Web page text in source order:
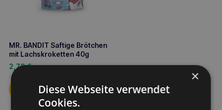
MR. BANDIT Saftige Brötchen
mit Lachskroketten 40g
2,70€
×
Diese Webseite verwendet
Cookies.